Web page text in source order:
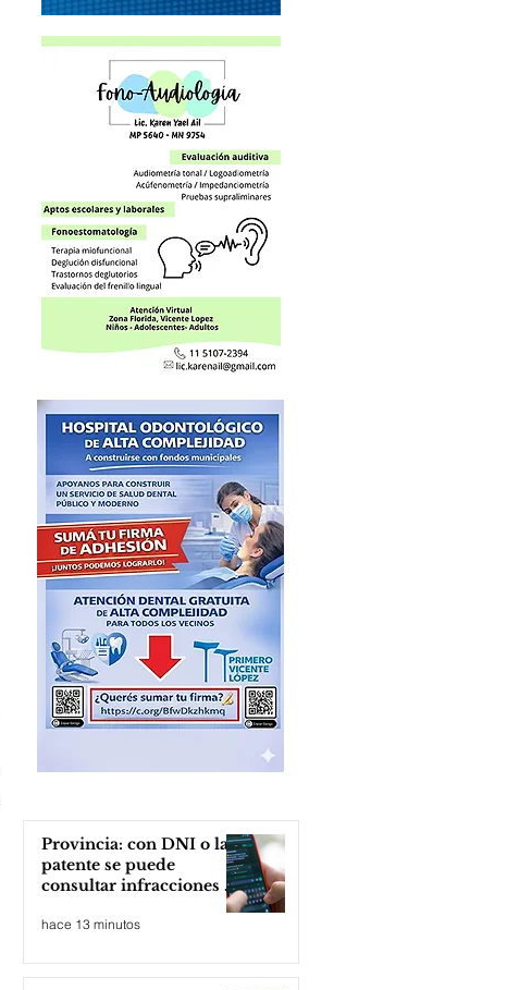
Provincia: con DNI o la
patente se puede
consultar infracciones en
hace 13 minutos